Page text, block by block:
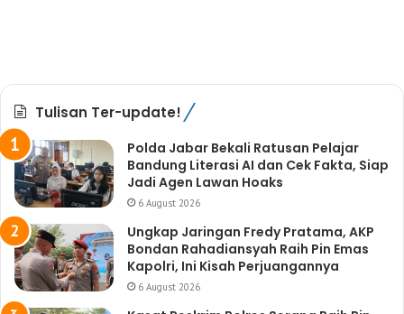
Tulisan Ter-update!
Polda Jabar Bekali Ratusan Pelajar
Bandung Literasi AI dan Cek Fakta, Siap
Jadi Agen Lawan Hoaks
6 August 2026
Ungkap Jaringan Fredy Pratama, AKP
Bondan Rahadiansyah Raih Pin Emas
Kapolri, Ini Kisah Perjuangannya
6 August 2026